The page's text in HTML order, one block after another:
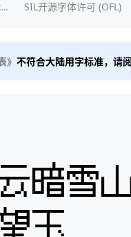
SIL开源字体许可 (OFL)
》 不符合大陆用字标准，请